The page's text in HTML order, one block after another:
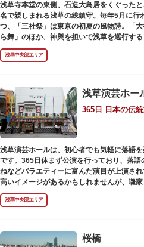
浅草寺本堂の東側、石造大鳥居をくぐった
名で親しまれる浅草の総鎮守。毎年5月に行
つ、「三社祭」は東京の初夏の風物詩。「
ら舞」のほか、神輿を担いで浅草を巡行す
町を練り歩く担ぎ手たちの威勢良い掛け声が
色に染まります。
6月の「夏越し（なごし）の大祓」では、
ら逃れ、福徳があると伝えられる行事です。
本殿には浅草寺のご本尊である聖観世音菩薩
に、尊像として奉安した郷土の文化人、土師
人が祀られています。江戸時代に徳川家光が
殿の間が渡り廊下で繋がる建築様式。国の
また、浅草名所七福神のひとつとしても知
す。
浅草中央部エリア
浅草演芸ホー
365日 日本の伝
浅草演芸ホールは、初心者でも気軽に落語を
です。365日休まず公演を行っており、落語
ねなどバラエティーに富んだ演目が上演さ
高いイメージがあるかもしれませんが、囃
ロ。すぐに巧みな話芸に引き込まれ、予備知
ホール内で飲食できるのも魅力のひとつ。売
っくり番組を楽しんではいかがでしょう。
浅草中央部エリア
桜橋